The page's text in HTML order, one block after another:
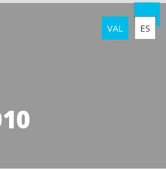
VAL ES